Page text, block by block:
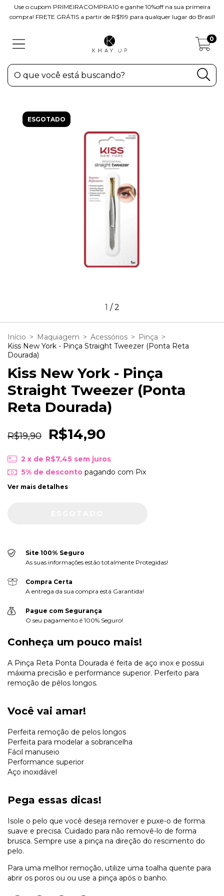
Use o cupom PRIMEIRACOMPRA10 e ganhe 10%off na sua primeira
compra! FRETE GRÁTIS a partir de R$199 para qualquer lugar do Brasil!
0
ESGOTADO
1 /2
Início > Maquiagem > Acessórios > Pinça >
Kiss New York - Pinça Straight Tweezer (Ponta Reta
Dourada)
Kiss New York - Pinça
Straight Tweezer (Ponta
Reta Dourada)
R$19,90 R$14,90
2 x de R$7,45 sem juros
5% de descontopagando com Pix
Ver mais detalhes
Site 100% Seguro
As suas informações estão totalmente Protegidas!
Compra Certa
A entrega da sua compra está Garantida!
Pague com Segurança
O seu pagamento é 100% Seguro!
Conheça um pouco mais!
A Pinça Reta Ponta Dourada é feita de aço inox e possui
máxima precisão e performance superior. Perfeito para
remoção de pêlos longos.
Você vai amar!
Perfeita remoção de pelos longos
Perfeita para modelar a sobrancelha
Fácil manuseio
Performance superior
Aço inoxidável
Pega essas dicas!
Isole o pelo que você deseja remover e puxe-o de forma
suave e precisa. Cuidado para não removê-lo de forma
brusca. Sempre use a pinça na direção do rescimento do
pelo.
Para uma melhor remoção, utilize uma toalha quente para
abrir os poros ou ou use a pinça após o banho.